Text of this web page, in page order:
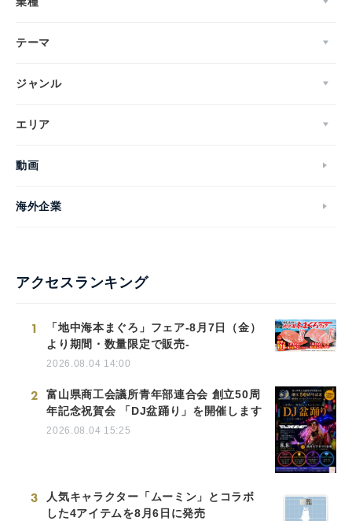
テーマ
ジャンル
エリア
動画
海外企業
アクセスランキング
1
「地中海本まぐろ」フェア-8月7日（金）
より期間・数量限定で販売-
2026.08.04 14:00
2
富山県商工会議所青年部連合会 創立50周
年記念祝賀会 「DJ盆踊り」を開催します
2026.08.04 15:25
3
人気キャラクター「ムーミン」とコラボ
した4アイテムを8月6日に発売